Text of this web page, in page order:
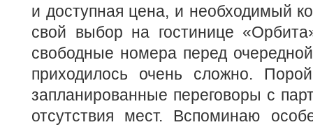
и доступная цена, и необходимый
свой выбор на гостинице
свободные номера перед
приходилось очень сложно.
запланированные переговоры с
отсутствия мест. Вспоминаю